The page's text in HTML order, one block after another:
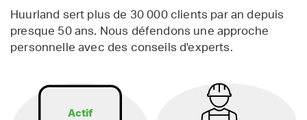
Huurland sert plus de 30 000 clients par an depuis
presque 50 ans. Nous défendons une approche
personnelle avec des conseils d'experts.
Actif